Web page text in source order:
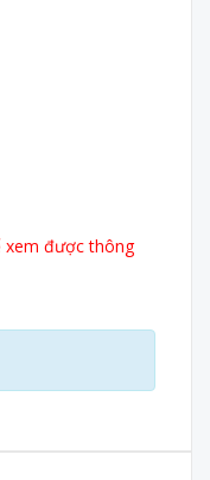
xem được thông